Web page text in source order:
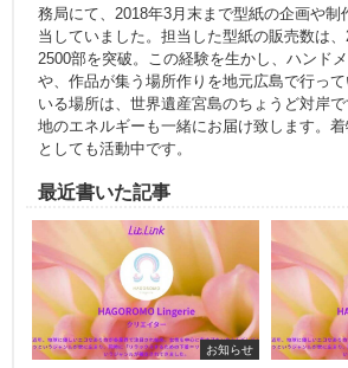
務局にて、2018年3月末まで型紙の企画や制
当していました。担当した型紙の販売数は
2500部を突破。この経験を生かし、ハンド
や、作品が集う場所作りを地元広島で行っ
いる場所は、世界遺産宮島のちょうど対岸
地のエネルギーも一緒にお届け致します。
としても活動中です。
最近書いた記事
お知らせ